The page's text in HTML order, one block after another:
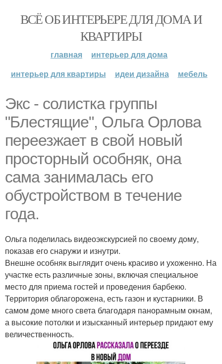
ВСЁ ОБ ИНТЕРЬЕРЕ ДЛЯ ДОМА И
КВАРТИРЫ
главная
интерьер для дома
интерьер для квартиры
идеи дизайна мебель
Экс - солистка группы
"Блестящие", Ольга Орлова
переезжает в свой новый
просторный особняк, она
сама занималась его
обустройством в течение
года.
Ольга поделилась видеоэкскурсией по своему дому,
показав его снаружи и изнутри.
Внешне особняк выглядит очень красиво и ухоженно. На
участке есть различные зоны, включая специальное
место для приема гостей и проведения барбекю.
Территория облагорожена, есть газон и кустарники. В
самом доме много света благодаря панорамным окнам,
а высокие потолки и изысканный интерьер придают ему
величественность.